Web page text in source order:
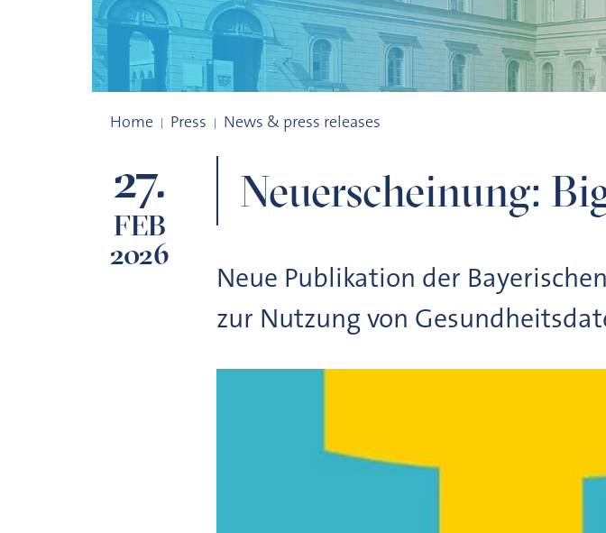
Home Press News & press releases
27.
FEB
2026
Neuerscheinung:
Neue Publikation der
zur Nutzung von